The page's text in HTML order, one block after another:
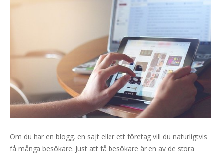
Om du har en blogg, en sajt eller ett företag vill du naturligtvis
få många besökare. Just att få besökare är en av de stora